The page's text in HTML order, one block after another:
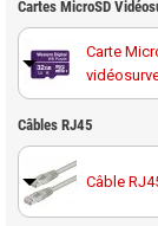
Cartes MicroSD
Carte
Carte
Câbles RJ45
Câble